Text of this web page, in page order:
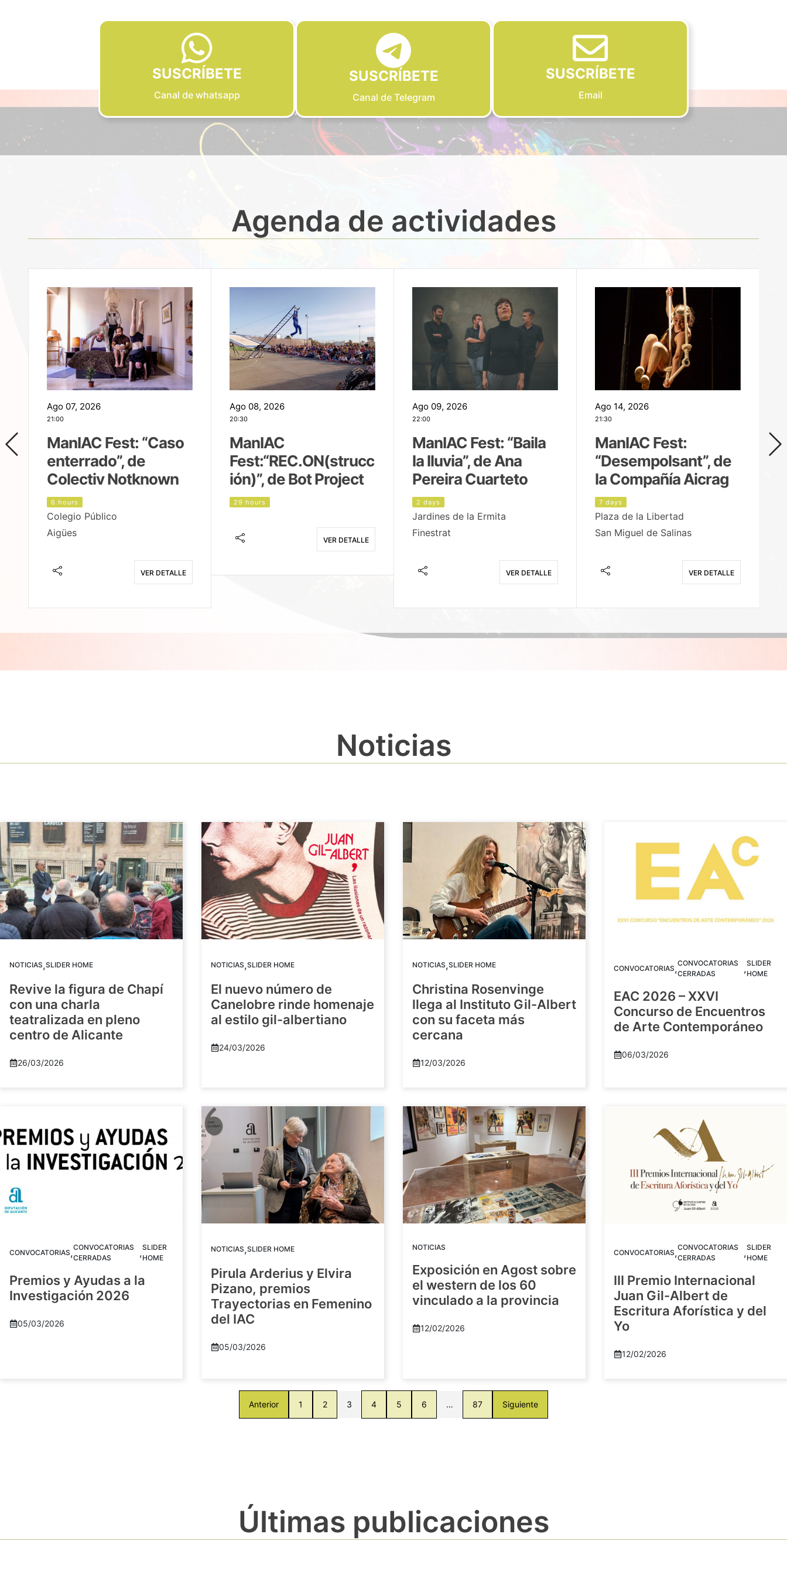
SUSCRÍBETE
Canal de whatsapp
SUSCRÍBETE
Canal de Telegram
SUSCRÍBETE
Email
Agenda de actividades
Ago 07, 2026
21:00
ManIAC Fest: “Caso
enterrado”, de
Colectiv Notknown
6 hours
Colegio Público
Aigües
VER DETALLE
Ago 08, 2026
20:30
ManIAC
Fest:“REC.ON(strucc
ión)”, de Bot Project
29 hours
VER DETALLE
Ago 09, 2026
22:00
ManIAC Fest: “Baila
la lluvia”, de Ana
Pereira Cuarteto
2 days
Jardines de la Ermita
Finestrat
VER DETALLE
Ago 14, 2026
21:30
ManIAC Fest:
“Desempolsant”, de
la Compañía Aicrag
7 days
Plaza de la Libertad
San Miguel de Salinas
VER DETALLE
Noticias
NOTICIAS,SLIDER HOME
Revive la figura de Chapí
con una charla
teatralizada en pleno
centro de Alicante
26/03/2026
NOTICIAS,SLIDER HOME
El nuevo número de
Canelobre rinde homenaje
al estilo gil-albertiano
24/03/2026
NOTICIAS,SLIDER HOME
Christina Rosenvinge
llega al Instituto Gil-Albert
con su faceta más
cercana
12/03/2026
CONVOCATORIAS,CONVOCATORIAS
CERRADAS
,SLIDER
HOME
EAC 2026 – XXVI
Concurso de Encuentros
de Arte Contemporáneo
06/03/2026
CONVOCATORIAS,CONVOCATORIAS
CERRADAS
,SLIDER
HOME
Premios y Ayudas a la
Investigación 2026
05/03/2026
NOTICIAS,SLIDER HOME
Pirula Arderius y Elvira
Pizano, premios
Trayectorias en Femenino
del IAC
05/03/2026
NOTICIAS
Exposición en Agost sobre
el western de los 60
vinculado a la provincia
12/02/2026
CONVOCATORIAS,CONVOCATORIAS
CERRADAS
,SLIDER
HOME
III Premio Internacional
Juan Gil-Albert de
Escritura Aforística y del
Yo
12/02/2026
Anterior 1 2 3 4 5 6 … 87 Siguiente
Últimas publicaciones